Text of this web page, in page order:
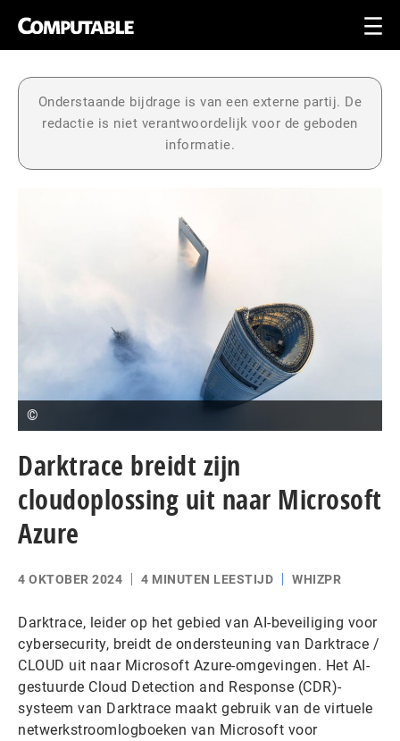
Onderstaande bijdrage is van een externe partij. De
redactie is niet verantwoordelijk voor de geboden
informatie.
©
Darktrace breidt zijn
cloudoplossing uit naar Microsoft
Azure
4 OKTOBER 2024 4 MINUTEN LEESTIJD WHIZPR
Darktrace, leider op het gebied van AI-beveiliging voor
cybersecurity, breidt de ondersteuning van Darktrace /
CLOUD uit naar Microsoft Azure-omgevingen. Het AI-
gestuurde Cloud Detection and Response (CDR)-
systeem van Darktrace maakt gebruik van de virtuele
netwerkstroomlogboeken van Microsoft voor